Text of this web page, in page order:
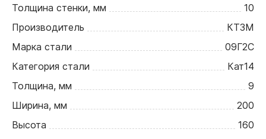
Толщина стенки, мм
10
Производитель
КТЗМ
Марка стали
09Г2С
Категория стали
Кат14
Толщина, мм
9
Ширина, мм
200
Высота
160